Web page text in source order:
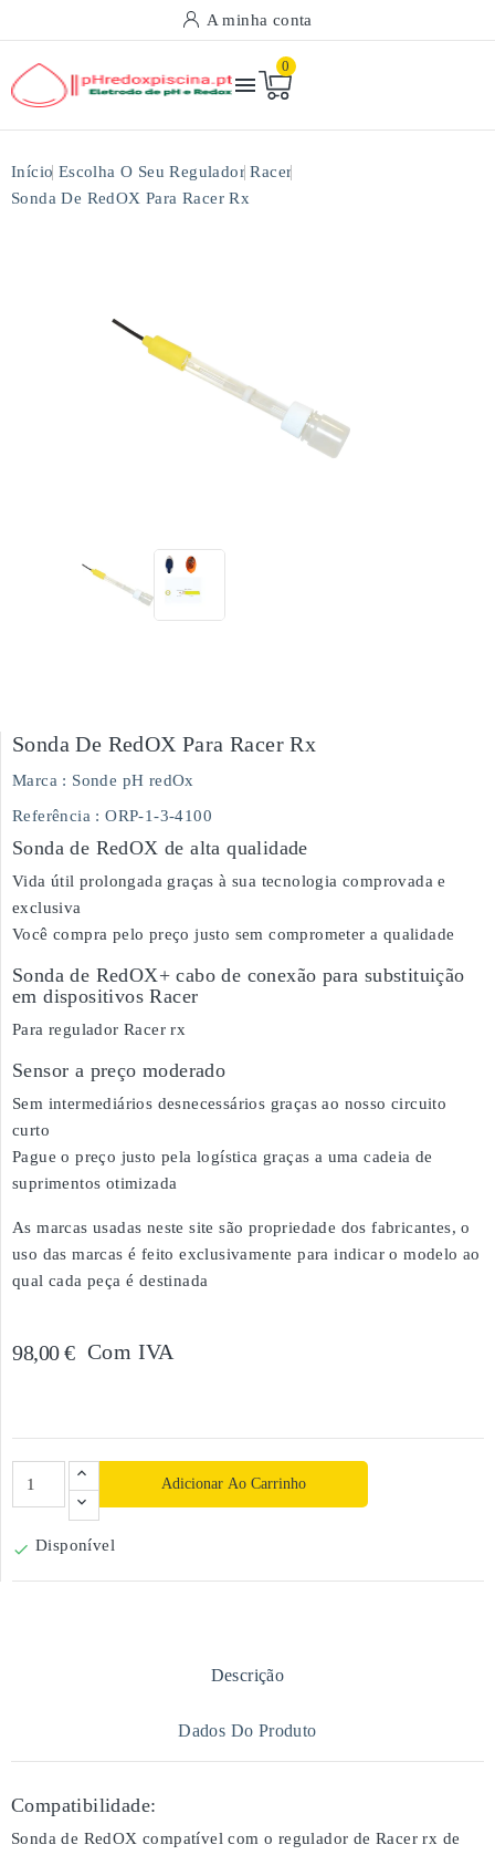
A minha conta

0
Início Escolha O Seu Regulador Racer
Sonda De RedOX Para Racer Rx
Sonda De RedOX Para Racer Rx
Marca : Sonde pH redOx
Referência : ORP-1-3-4100
Sonda de RedOX de alta qualidade
Vida útil prolongada graças à sua tecnologia comprovada e
exclusiva
Você compra pelo preço justo sem comprometer a qualidade
Sonda de RedOX+ cabo de conexão para substituição
em dispositivos Racer
Para regulador Racer rx
Sensor a preço moderado
Sem intermediários desnecessários graças ao nosso circuito
curto
Pague o preço justo pela logística graças a uma cadeia de
suprimentos otimizada
As marcas usadas neste site são propriedade dos fabricantes, o
uso das marcas é feito exclusivamente para indicar o modelo ao
qual cada peça é destinada
98,00 € Com IVA
Adicionar Ao Carrinho
 Disponível
Descrição
Dados Do Produto
Compatibilidade:
Sonda de RedOX compatível com o regulador de Racer rx de